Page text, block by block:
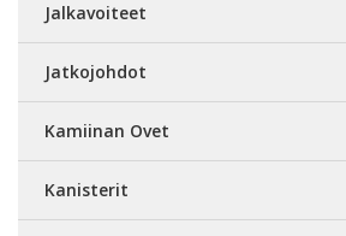
Jalkavoiteet
Jatkojohdot
Kamiinan Ovet
Kanisterit